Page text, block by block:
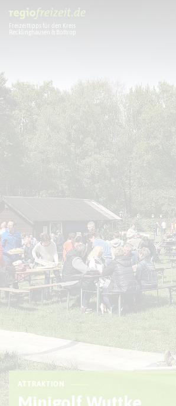
Freizeittipps für den Kreis
Recklinghausen & Bottrop
Sport + Bewegung
Aktuelles
Freizeitregion
ATTRAKTION